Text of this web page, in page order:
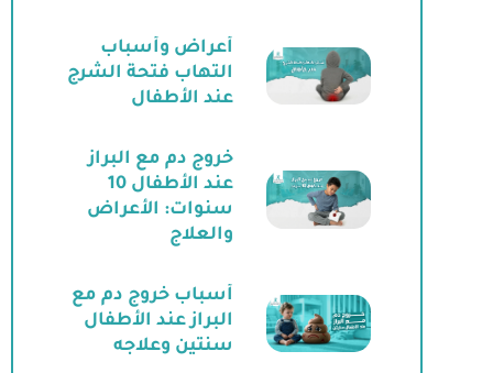
أعراض وأسباب
التهاب فتحة الشرج
عند الأطفال
خروج دم مع البراز
عند الأطفال 10
سنوات: الأعراض
والعلاج
أسباب خروج دم مع
البراز عند الأطفال
سنتين وعلاجه